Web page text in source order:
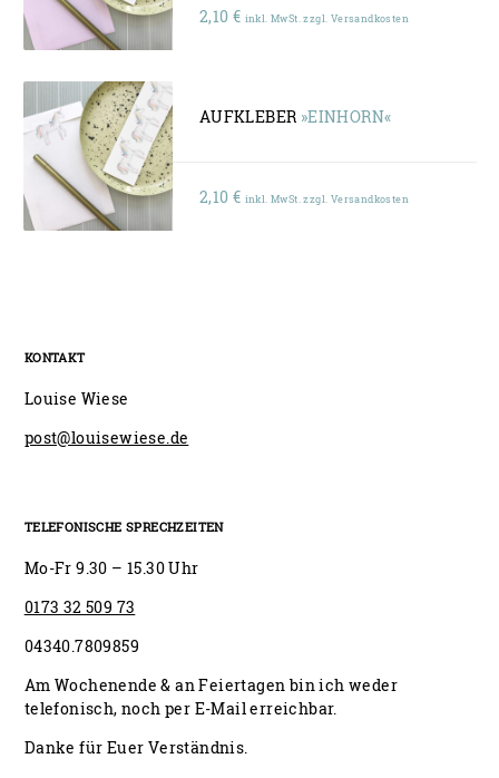
2,10 € inkl. MwSt. zzgl. Versandkosten
AUFKLEBER »EINHORN«
2,10 € inkl. MwSt. zzgl. Versandkosten
KONTAKT
Louise Wiese
post@louisewiese.de
TELEFONISCHE SPRECHZEITEN
Mo-Fr 9.30 – 15.30 Uhr
0173 32 509 73
04340.7809859
Am Wochenende & an Feiertagen bin ich weder
telefonisch, noch per E-Mail erreichbar.
Danke für Euer Verständnis.